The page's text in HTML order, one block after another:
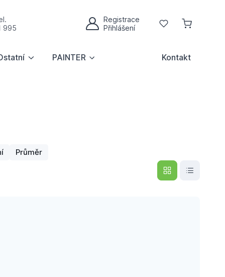
995
Registrace
Přihlášení
Oblíbené
PAINTER Kontakt
Průměr